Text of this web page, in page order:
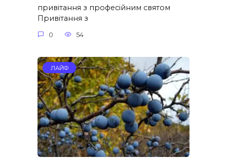
привітання з професійним святом
Привітання з
0 54
ЛАЙФ